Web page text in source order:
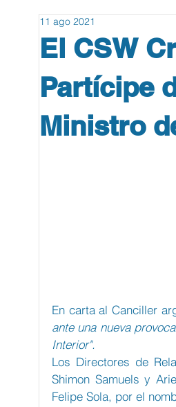
El CSW
Partícipe
Ministro
11 ago 2021
En carta al Canciller
ante una nueva
Interior".
Los Directores de
Shimon Samuels y
Felipe Sola, por el